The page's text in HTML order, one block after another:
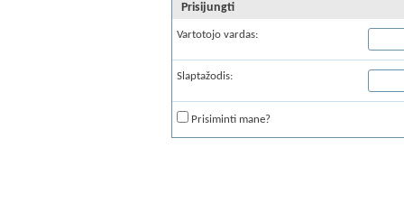
Prisijungti
Vartotojo vardas:
Slaptažodis:
Prisiminti mane?